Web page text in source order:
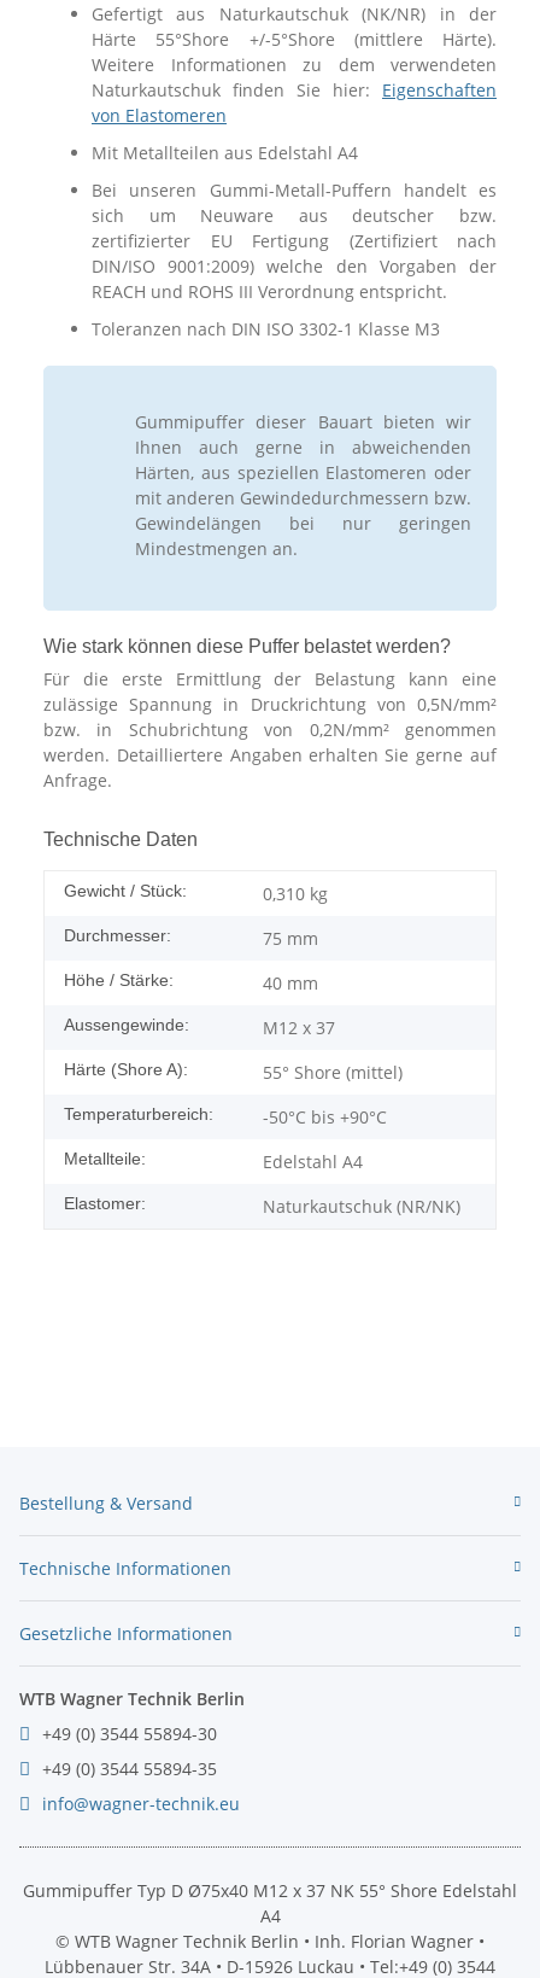
Gefertigt aus Naturkautschuk (NK/NR) in der
Härte 55°Shore +/-5°Shore (mittlere Härte).
Weitere Informationen zu dem verwendeten
Naturkautschuk finden Sie hier: Eigenschaften
von Elastomeren
Mit Metallteilen aus Edelstahl A4
Bei unseren Gummi-Metall-Puffern handelt es
sich um Neuware aus deutscher bzw.
zertifizierter EU Fertigung (Zertifiziert nach
DIN/ISO 9001:2009) welche den Vorgaben der
REACH und ROHS III Verordnung entspricht.
Toleranzen nach DIN ISO 3302-1 Klasse M3
Gummipuffer dieser Bauart bieten wir
Ihnen auch gerne in abweichenden
Härten, aus speziellen Elastomeren oder
mit anderen Gewindedurchmessern bzw.
Gewindelängen bei nur geringen
Mindestmengen an.
Wie stark können diese Puffer belastet werden?
Für die erste Ermittlung der Belastung kann eine
zulässige Spannung in Druckrichtung von 0,5N/mm²
bzw. in Schubrichtung von 0,2N/mm² genommen
werden. Detailliertere Angaben erhalten Sie gerne auf
Anfrage.
Technische Daten
Gewicht / Stück: 0,310 kg
Durchmesser: 75 mm
Höhe / Stärke: 40 mm
Aussengewinde: M12 x 37
Härte (Shore A): 55° Shore (mittel)
Temperaturbereich: -50°C bis +90°C
Metallteile: Edelstahl A4
Elastomer: Naturkautschuk (NR/NK)
Bestellung & Versand
Technische Informationen
Gesetzliche Informationen
WTB Wagner Technik Berlin
+49 (0) 3544 55894-30
+49 (0) 3544 55894-35
info@wagner-technik.eu
Gummipuffer Typ D Ø75x40 M12 x 37 NK 55° Shore Edelstahl
A4
© WTB Wagner Technik Berlin • Inh. Florian Wagner •
Lübbenauer Str. 34A • D-15926 Luckau • Tel:+49 (0) 3544